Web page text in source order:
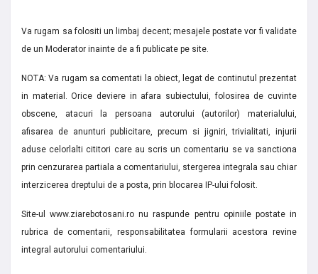
Va rugam sa folositi un limbaj decent; mesajele postate vor fi validate
de un Moderator inainte de a fi publicate pe site.
NOTA: Va rugam sa comentati la obiect, legat de continutul prezentat
in material. Orice deviere in afara subiectului, folosirea de cuvinte
obscene, atacuri la persoana autorului (autorilor) materialului,
afisarea de anunturi publicitare, precum si jigniri, trivialitati, injurii
aduse celorlalti cititori care au scris un comentariu se va sanctiona
prin cenzurarea partiala a comentariului, stergerea integrala sau chiar
interzicerea dreptului de a posta, prin blocarea IP-ului folosit.
Site-ul www.ziarebotosani.ro nu raspunde pentru opiniile postate in
rubrica de comentarii, responsabilitatea formularii acestora revine
integral autorului comentariului.